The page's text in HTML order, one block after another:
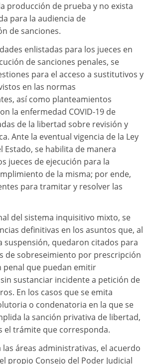
producción de prueba y no exista
para la audiencia de
de sanciones.
enlistadas para los jueces en
de sanciones penales, se
para el acceso a sustitutivos y
en las normas
así como planteamientos
la enfermedad COVID-19 de
de la libertad sobre revisión y
Ante la eventual vigencia de la Ley
Estado, se habilita de manera
jueces de ejecución para la
de la misma; por ende,
para tramitar y resolver las
del sistema inquisitivo mixto, se
definitivas en los asuntos que, al
suspensión, quedaron citados para
de sobreseimiento por prescripción
penal que puedan emitir
sustanciar incidente a petición de
En los casos que se emita
o condenatoria en la que se
la sanción privativa de libertad,
el trámite que corresponda.
las áreas administrativas, el acuerdo
propio Consejo del Poder Judicial